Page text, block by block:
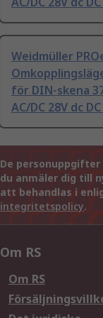
Weidmüller
för DIN-skena
AC/DC 28V dc
De
du anmäler dig till
att behandlas i
integritetspolicy.
Om RS
Om RS